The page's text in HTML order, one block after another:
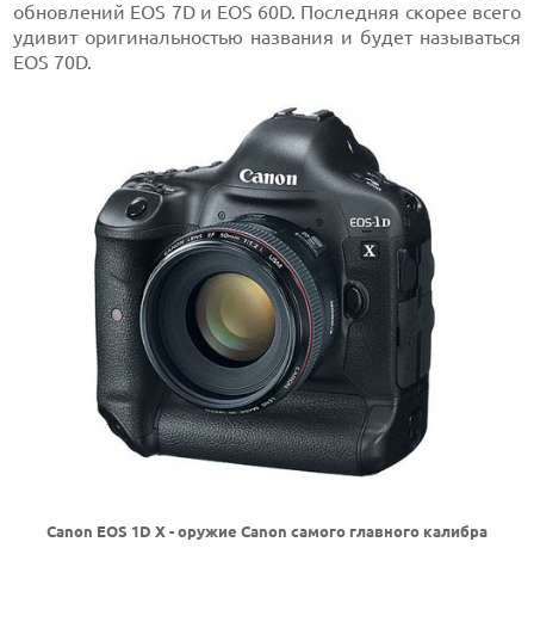
обновлений EOS 7D и EOS 60D. Последняя скорее всего
удивит оригинальностью названия и будет называться
EOS 70D.
Canon EOS 1D X - оружие Canon самого главного калибра